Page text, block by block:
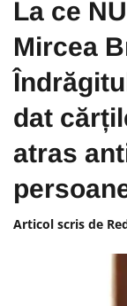
La ce
Mircea
dat
atras
Articol scris de